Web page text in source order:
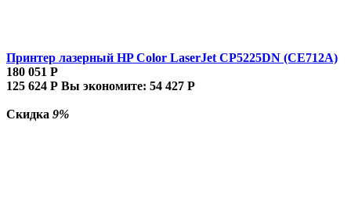
Принтер лазерный HP Color LaserJet CP5225DN (CE712A)
180 051 Р
125 624 Р Вы экономите: 54 427 Р
Скидка 9%